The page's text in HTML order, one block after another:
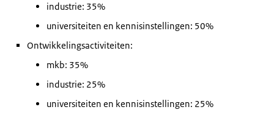
industrie: 35%
universiteiten en kennisinstellingen: 50%
Ontwikkelingsactiviteiten:
mkb: 35%
industrie: 25%
universiteiten en kennisinstellingen: 25%